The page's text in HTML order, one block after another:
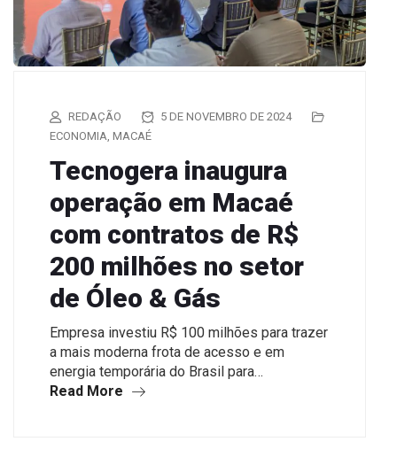
REDAÇÃO
5 DE NOVEMBRO DE 2024
ECONOMIA, MACAÉ
Tecnogera inaugura
operação em Macaé
com contratos de R$
200 milhões no setor
de Óleo & Gás
Empresa investiu R$ 100 milhões para trazer
a mais moderna frota de acesso e em
energia temporária do Brasil para…
Read More